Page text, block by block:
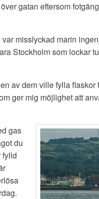
gatan eftersom
misslyckad marin
Stockholm som lockar
av dem ville fylla flaskor
ger mig möjlighet att
gas
du
fylld